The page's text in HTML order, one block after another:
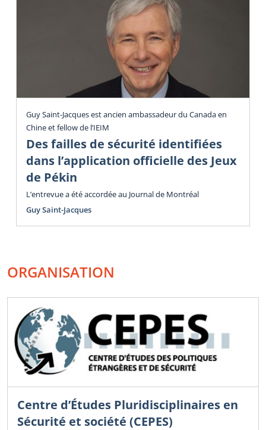
Guy Saint-Jacques est ancien ambassadeur du Canada en
Chine et fellow de l’IEIM
Des failles de sécurité identifiées
dans l’application officielle des Jeux
de Pékin
L’entrevue a été accordée au Journal de Montréal
Guy Saint-Jacques
ORGANISATION
Centre d’Études Pluridisciplinaires en
Sécurité et société (CEPES)